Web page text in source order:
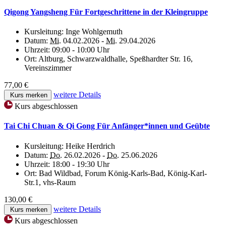
Qigong Yangsheng Für Fortgeschrittene in der Kleingruppe
Kursleitung: Inge Wohlgemuth
Datum: Mi. 04.02.2026 - Mi. 29.04.2026
Uhrzeit: 09:00 - 10:00 Uhr
Ort: Altburg, Schwarzwaldhalle, Speßhardter Str. 16,
Vereinszimmer
77,00 €
Kurs merken
weitere Details
Kurs abgeschlossen
Tai Chi Chuan & Qi Gong Für Anfänger*innen und Geübte
Kursleitung: Heike Herdrich
Datum: Do. 26.02.2026 - Do. 25.06.2026
Uhrzeit: 18:00 - 19:30 Uhr
Ort: Bad Wildbad, Forum König-Karls-Bad, König-Karl-
Str.1, vhs-Raum
130,00 €
Kurs merken
weitere Details
Kurs abgeschlossen